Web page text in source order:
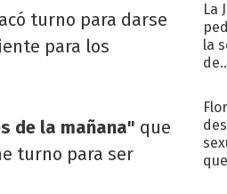
turno para darse
para los
de la mañana" que
turno para ser
La
la